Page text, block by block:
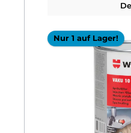
Nur 1 auf Lager!